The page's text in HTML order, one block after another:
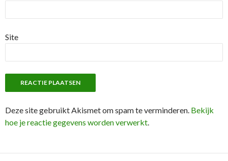
Site
Deze site gebruikt Akismet om spam te verminderen. Bekijk
hoe je reactie gegevens worden verwerkt.